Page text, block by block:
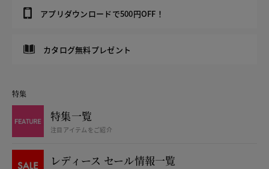
アプリダウンロードで500円OFF！
カタログ無料プレゼント
特集
特集一覧
注目アイテムをご紹介
レディース セール情報一覧